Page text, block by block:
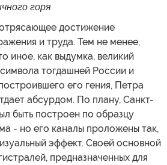
горя
достижение
и труда. Тем не менее,
иное, как выдумка, великий
тогдашней России и
его гения, Петра
абсурдом. По плану, Санкт-
быть построен по образцу
- но его каналы проложены так,
эффект. Своей основной
предназначенных для